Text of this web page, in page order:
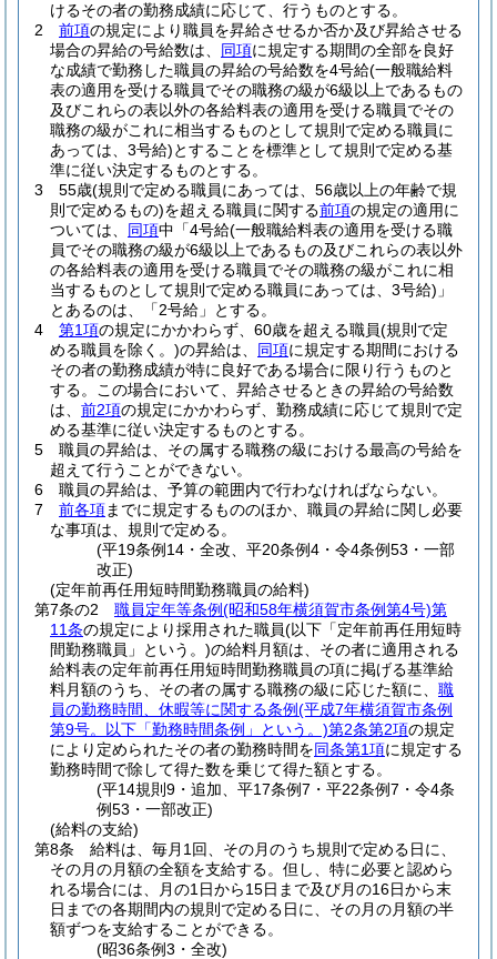
けるその者の勤務成績に応じて、行うものとする。
2
前項の規定により職員を昇給させるか否か及び昇給させる
場合の昇給の号給数は、 同項に規定する期間の全部を良好
な成績で勤務した職員の昇給の号給数を4号給(一般職給料
表の適用を受ける職員でその職務の級が6級以上であるもの
及びこれらの表以外の各給料表の適用を受ける職員でその
職務の級がこれに相当するものとして規則で定める職員に
あっては、3号給)とすることを標準として規則で定める基
準に従い決定するものとする。
3
55歳(規則で定める職員にあっては、56歳以上の年齢で規
則で定めるもの)を超える職員に関する前項の規定の適用に
ついては、 同項中「4号給(一般職給料表の適用を受ける職
員でその職務の級が6級以上であるもの及びこれらの表以外
の各給料表の適用を受ける職員でその職務の級がこれに相
当するものとして規則で定める職員にあっては、3号給) 」
とあるのは、「2号給」とする。
4
第1項の規定にかかわらず、60歳を超える職員(規則で定
める職員を除く。)の昇給は、 同項に規定する期間における
その者の勤務成績が特に良好である場合に限り行うものと
する。
この場合において、昇給させるときの昇給の号給数
は、 前2項の規定にかかわらず、勤務成績に応じて規則で定
める基準に従い決定するものとする。
5
職員の昇給は、その属する職務の級における最高の号給を
超えて行うことができない。
6
職員の昇給は、予算の範囲内で行わなければならない。
7
前各項までに規定するもののほか、職員の昇給に関し必要
な事項は、規則で定める。
(平19条例14・全改、平20条例4・令4条例53・一部
改正)
(定年前再任用短時間勤務職員の給料)
第7条の2
職員定年等条例(昭和58年横須賀市条例第4号)第
11条の規定により採用された職員(以下「定年前再任用短時
間勤務職員」という。)の給料月額は、その者に適用される
給料表の定年前再任用短時間勤務職員の項に掲げる基準給
料月額のうち、その者の属する職務の級に応じた額に、 職
員の勤務時間、休暇等に関する条例(平成7年横須賀市条例
第9号。以下「勤務時間条例」という。)第2条第2項の規定
により定められたその者の勤務時間を同条第1項に規定する
勤務時間で除して得た数を乗じて得た額とする。
(平14規則9・追加、平17条例7・平22条例7・令4条
例53・一部改正)
(給料の支給)
第8条
給料は、毎月1回、その月のうち規則で定める日に、
その月の月額の全額を支給する。 但し、特に必要と認めら
れる場合には、月の1日から15日まで及び月の16日から末
日までの各期間内の規則で定める日に、その月の月額の半
額ずつを支給することができる。
(昭36条例3・全改)